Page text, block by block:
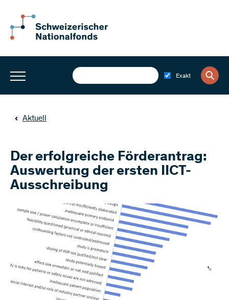
Exakt
Aktuell
Der erfolgreiche Förderantrag:
Auswertung der ersten IICT-
Ausschreibung